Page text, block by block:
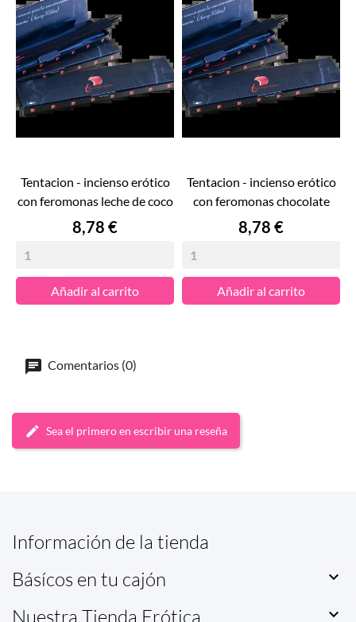
tentacion - incienso erótico
con feromonas leche de coco
Precio
8,78 €
Añadir al carrito
tentacion - incienso erótico
con feromonas chocolate
Precio
8,78 €
Añadir al carrito
Comentarios (0)
Sea el primero en escribir una reseña
Información de la tienda
Básícos en tu cajón

Nuestra Tienda Erótica 